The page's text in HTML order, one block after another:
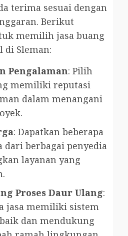
terima sesuai dengan
Berikut
memilih jasa buang
di Sleman:
Pengalaman: Pilih
memiliki reputasi
dalam menangani
: Dapatkan beberapa
dari berbagai penyedia
layanan yang
Proses Daur Ulang:
jasa memiliki sistem
dan mendukung